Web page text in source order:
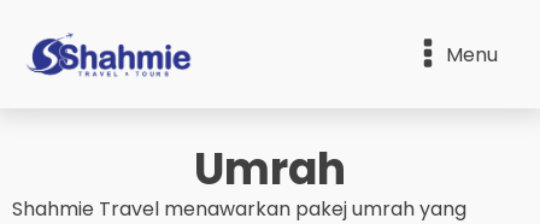
Menu
Umrah
Shahmie Travel menawarkan pakej umrah yang